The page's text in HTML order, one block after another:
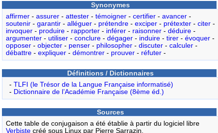
Synonymes
affirmer- assurer- attester- témoigner- certifier- avancer-
soutenir- garantir- alléguer- prétendre- exciper- prétexter- citer-
invoquer- produire- rapporter- inférer- raisonner- déduire-
argumenter- utiliser- conclure- dégager- induire- tirer- évoquer-
opposer- objecter- penser- philosopher- discuter- calculer-
débattre- expliquer- démontrer- prouver- réfuter-
Définitions / Dictionnaires
- TLFI (le Trésor de la Langue Française informatisé)
- Dictionnaire de l’Académie Française (8ème éd.)
Sources
Cette table de conjugaison a été établie à partir du logiciel libre
Verbistecréé sous Linux par Pierre Sarrazin,